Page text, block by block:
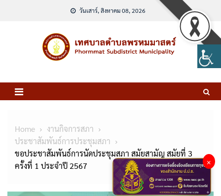
วันเสาร์, สิงหาคม 08, 2026
Home
งานกิจการสภา
ประชาสัมพันธ์การประชุมสภา
ขอประชาสัมพันธ์การนัดประชุมสภา สมัยสามัญ สมัยที่ 3
ครั้งที่ 1 ประจำปี 2567
×